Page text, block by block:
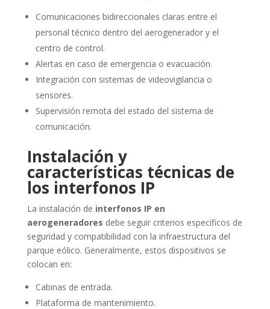
Comunicaciones bidireccionales claras entre el
personal técnico dentro del aerogenerador y el
centro de control.
Alertas en caso de emergencia o evacuación.
Integración con sistemas de videovigilancia o
sensores.
Supervisión remota del estado del sistema de
comunicación.
Instalación y
características técnicas de
los interfonos IP
La instalación de interfonos IP en
aerogeneradores debe seguir criterios específicos de
seguridad y compatibilidad con la infraestructura del
parque eólico. Generalmente, estos dispositivos se
colocan en:
Cabinas de entrada.
Plataforma de mantenimiento.